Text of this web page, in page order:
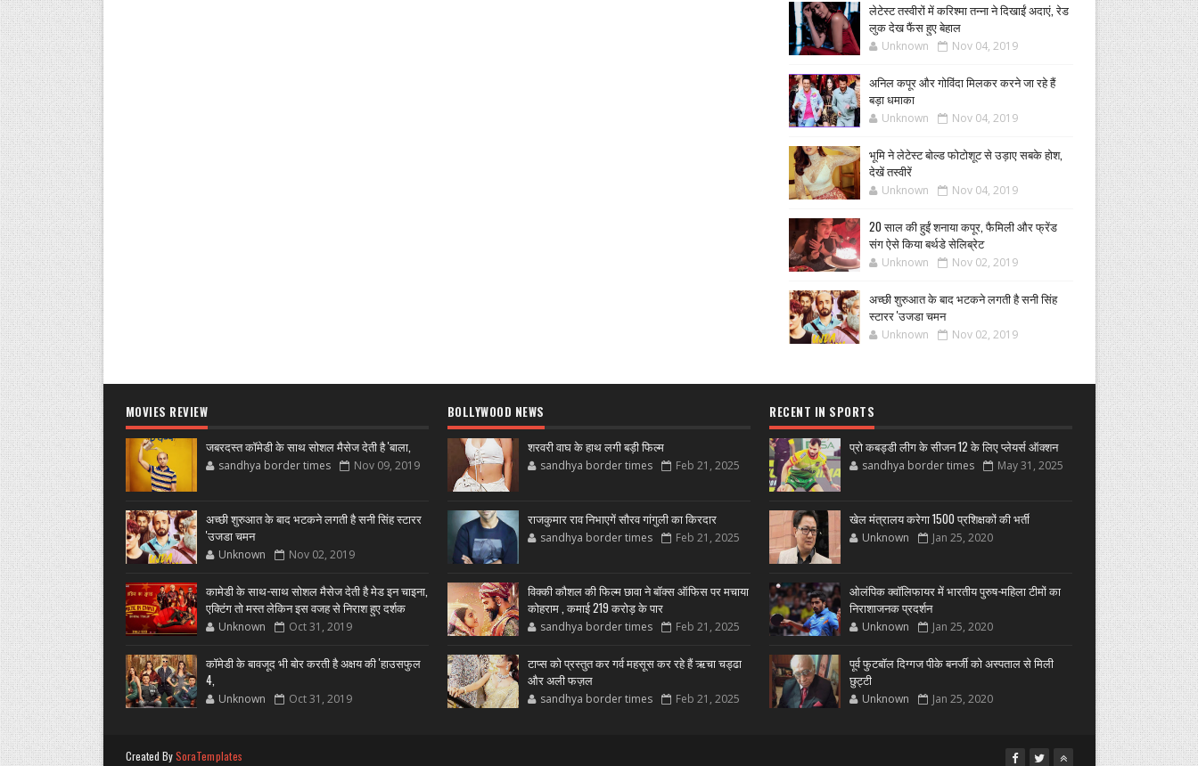
लेटेस्ट तस्वीरों में करिश्मा तन्ना ने दिखाईं अदाएं, रेड
लुक देख फैंस हुए बेहाल
Unknown Nov 04, 2019
अनिल कपूर और गोविंदा मिलकर करने जा रहे हैं
बड़ा धमाका
Unknown Nov 04, 2019
भूमि ने लेटेस्ट बोल्ड फोटोशूट से उड़ाए सबके होश,
देखें तस्वीरें
Unknown Nov 04, 2019
20 साल की हुईं शनाया कपूर, फैमिली और फ्रेंड
संग ऐसे किया बर्थडे सेलिब्रेट
Unknown Nov 02, 2019
अच्छी शुरुआत के बाद भटकने लगती है सनी सिंह
स्टारर 'उजडा चमन
Unknown Nov 02, 2019
MOVIES REVIEW
जबरदस्त कॉमेडी के साथ सोशल मैसेज देती है 'बाला,
sandhya border times Nov 09, 2019
अच्छी शुरुआत के बाद भटकने लगती है सनी सिंह स्टारर
'उजडा चमन
Unknown Nov 02, 2019
कामेडी के साथ-साथ सोशल मैसेज देती है मेड इन चाइना,
एक्टिंग तो मस्त लेकिन इस वजह से निराश हुए दर्शक
Unknown Oct 31, 2019
कॉमेडी के बावजूद भी बोर करती है अक्षय की 'हाउसफुल
4,
Unknown Oct 31, 2019
BOLLYWOOD NEWS
शरवरी वाघ के हाथ लगी बड़ी फिल्म
sandhya border times Feb 21, 2025
राजकुमार राव निभाएगें सौरव गांगुली का किरदार
sandhya border times Feb 21, 2025
विक्की कौशल की फिल्म छावा ने बॉक्स ऑफिस पर मचाया
कोहराम , कमाई 219 करोड़ के पार
sandhya border times Feb 21, 2025
टाप्स को प्रस्तुत कर गर्व महसूस कर रहे हैं ऋचा चड्ढा
और अली फज़ल
sandhya border times Feb 21, 2025
RECENT IN SPORTS
प्रो कबड्डी लीग के सीजन 12 के लिए प्लेयर्स ऑक्शन
sandhya border times May 31, 2025
खेल मंत्रालय करेगा 1500 प्रशिक्षकों की भर्ती
Unknown Jan 25, 2020
ओलंपिक क्वॉलिफायर में भारतीय पुरुष-महिला टीमों का
निराशाजनक प्रदर्शन
Unknown Jan 25, 2020
पूर्व फुटबॉल दिग्गज पीके बनर्जी को अस्पताल से मिली
छुट्टी
Unknown Jan 25, 2020
Created BySoraTemplates